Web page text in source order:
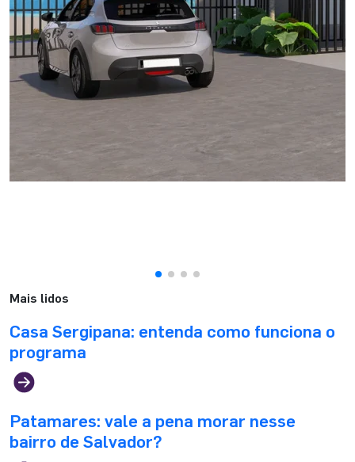
Mais lidos
Casa Sergipana: entenda como funciona o
programa
Patamares: vale a pena morar nesse
bairro de Salvador?